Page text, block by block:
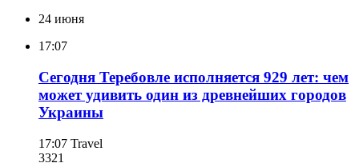
24 июня
17:07
Сегодня Теребовле исполняется 929 лет: чем
может удивить один из древнейших городов
Украины
17:07 Travel
3321